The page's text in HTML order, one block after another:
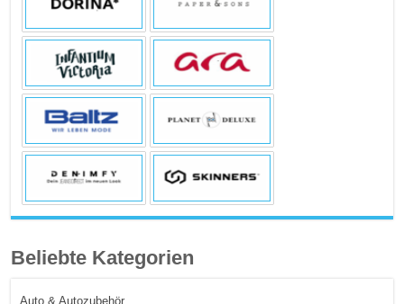
Beliebte Kategorien
Auto & Autozubehör